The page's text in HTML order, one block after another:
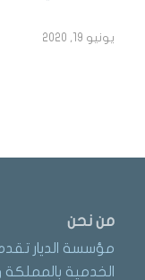
يونيو 19, 2020
من نحن
مؤسسة الديار
الخدمية